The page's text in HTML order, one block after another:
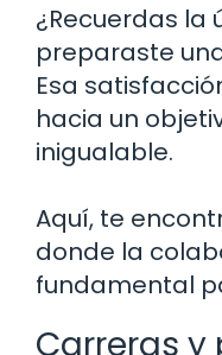
¿Recuerdas la
preparaste
Esa
hacia un
inigualable.
Aquí, te
donde la
fundamental
Carreras